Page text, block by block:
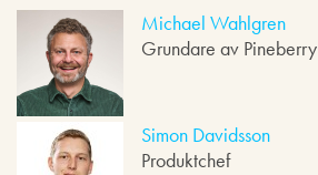
p
r
e
Michael Wahlgren
Grundare av Pineberry
Simon Davidsson
Produktchef